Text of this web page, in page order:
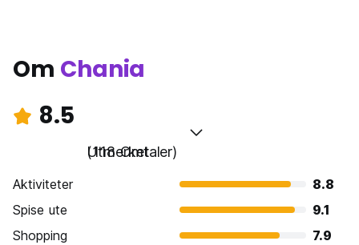
Om Chania
8.5
Utmerket
(118 Omtaler)
Aktiviteter
8.8
Spise ute
9.1
Shopping
7.9